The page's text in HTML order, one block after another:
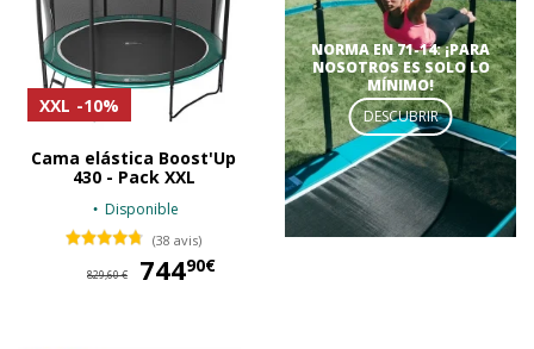
XXL -10%
Cama elástica Boost'Up
430 - Pack XXL
Disponible
(38 avis)
829,60 € 74490€
NORMA EN 71-14: ¡PARA
NOSOTROS ES SOLO LO
MÍNIMO!
DESCUBRIR